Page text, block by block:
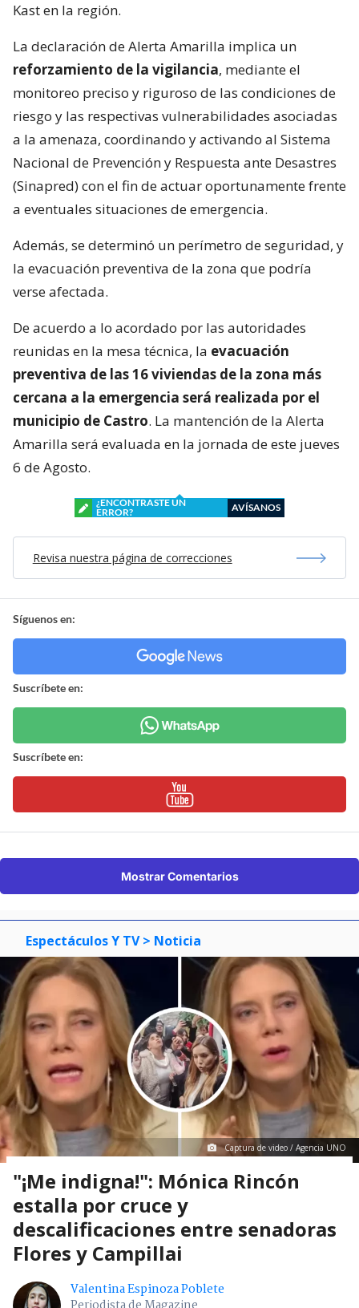
Kast en la región.
La declaración de Alerta Amarilla implica un
reforzamiento de la vigilancia, mediante el
monitoreo preciso y riguroso de las condiciones de
riesgo y las respectivas vulnerabilidades asociadas
a la amenaza, coordinando y activando al Sistema
Nacional de Prevención y Respuesta ante Desastres
(Sinapred) con el fin de actuar oportunamente frente
a eventuales situaciones de emergencia.
Además, se determinó un perímetro de seguridad, y
la evacuación preventiva de la zona que podría
verse afectada.
De acuerdo a lo acordado por las autoridades
reunidas en la mesa técnica, la evacuación
preventiva de las 16 viviendas de la zona más
cercana a la emergencia será realizada por el
municipio de Castro. La mantención de la Alerta
Amarilla será evaluada en la jornada de este jueves
6 de Agosto.
¿ENCONTRASTE UN
ERROR?
AVÍSANOS
Revisa nuestra página de correcciones
Síguenos en:
Suscríbete en:
Suscríbete en:
Mostrar Comentarios
Espectáculos Y TV > Noticia
Captura de video / Agencia UNO
"¡Me indigna!": Mónica Rincón
estalla por cruce y
descalificaciones entre senadoras
Flores y Campillai
Valentina Espinoza Poblete